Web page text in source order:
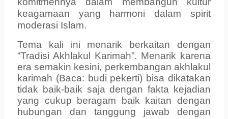
keagamaan yang harmoni dalam spirit
moderasi Islam.
Tema kali ini menarik berkaitan dengan
“Tradisi Akhlakul Karimah”. Menarik karena
era semakin kesini, perkembangan akhlakul
karimah (Baca: budi pekerti) bisa dikatakan
tidak baik-baik saja dengan fakta kejadian
yang cukup beragam baik kaitan dengan
hubungan dan tanggung jawab dengan